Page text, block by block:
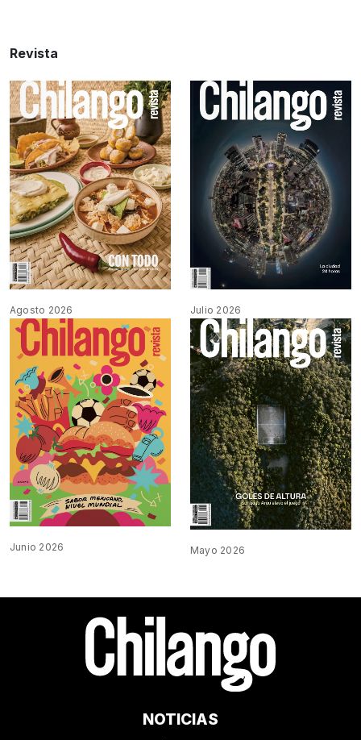
Revista
Agosto 2026 Julio 2026
Junio 2026 Mayo 2026
NOTICIAS